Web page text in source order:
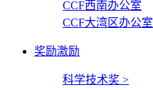
CCF西南办公室
CCF大湾区办公室
奖励激励
科学技术奖 >